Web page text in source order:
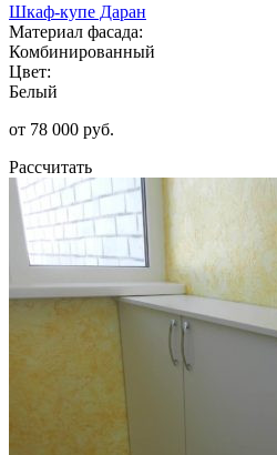
Шкаф-купе Даран
Материал фасада:
Комбинированный
Цвет:
Белый
от 78 000 руб.
Рассчитать